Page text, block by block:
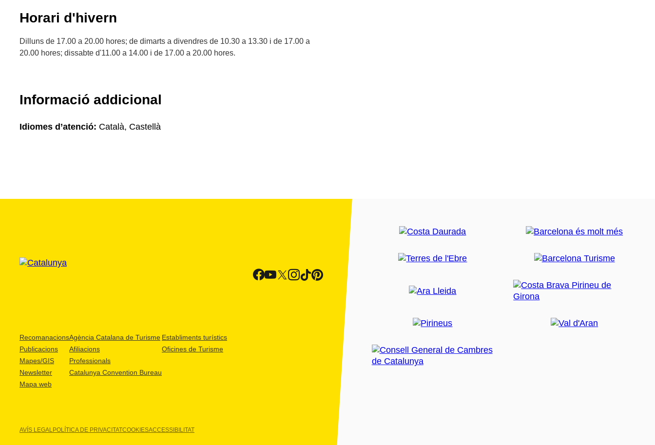
Horari d'hivern
Dilluns de 17.00 a 20.00 hores; de dimarts a divendres de 10.30 a 13.30 i de 17.00 a
20.00 hores; dissabte d'11.00 a 14.00 i de 17.00 a 20.00 hores.
Informació addicional
Idiomes d’atenció: Català, Castellà
Recomanacions
Publicacions
Mapes/GIS
Newsletter
Mapa web
Agència Catalana de Turisme
Afiliacions
Professionals
Catalunya Convention Bureau
Establiments turístics
Oficines de Turisme
AVÍS LEGALPOLÍTICA DE PRIVACITATCOOKIESACCESSIBILITAT